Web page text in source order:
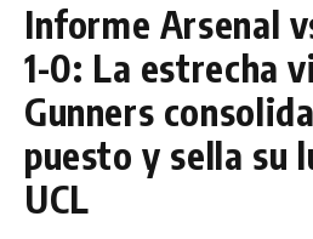
Informe Arsenal
1-0: La estrecha
Gunners
puesto y sella su
UCL